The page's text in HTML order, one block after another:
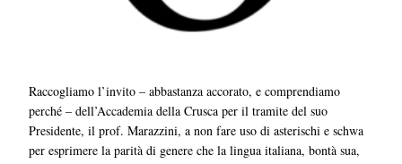
Raccogliamo l’invito – abbastanza accorato, e comprendiamo
perché – dell’Accademia della Crusca per il tramite del suo
Presidente, il prof. Marazzini, a non fare uso di asterischi e schwa
per esprimere la parità di genere che la lingua italiana, bontà sua,